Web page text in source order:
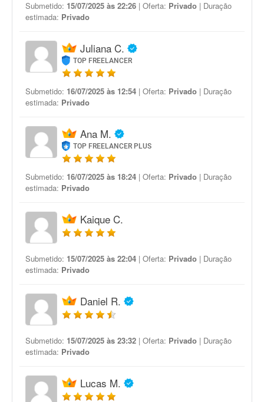
Submetido: 15/07/2025 às 22:26 | Oferta: Privado | Duração
estimada: Privado
Juliana C.
TOP FREELANCER
Submetido: 16/07/2025 às 12:54 | Oferta: Privado | Duração
estimada: Privado
Ana M.
TOP FREELANCER PLUS
Submetido: 16/07/2025 às 18:24 | Oferta: Privado | Duração
estimada: Privado
Kaique C.
Submetido: 15/07/2025 às 22:04 | Oferta: Privado | Duração
estimada: Privado
Daniel R.
Submetido: 15/07/2025 às 23:32 | Oferta: Privado | Duração
estimada: Privado
Lucas M.